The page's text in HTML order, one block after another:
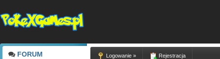
FORUM Logowanie » Rejestracja